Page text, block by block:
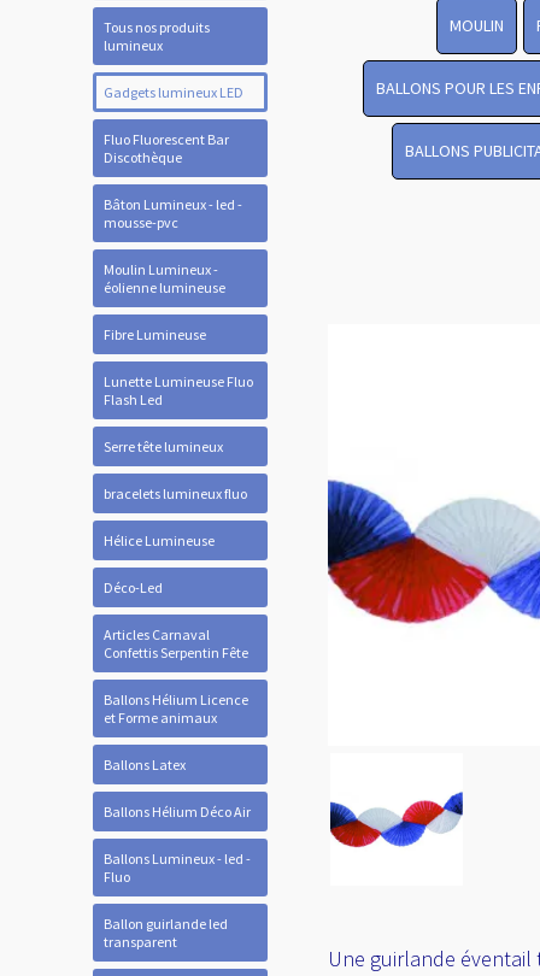
Tous nos produits
lumineux
Gadgets lumineux LED
Fluo Fluorescent Bar
Discothèque
Bâton Lumineux - led -
mousse-pvc
Moulin Lumineux -
éolienne lumineuse
Fibre Lumineuse
Lunette Lumineuse Fluo
Flash Led
Serre tête lumineux
bracelets lumineux fluo
Hélice Lumineuse
Déco-Led
Articles Carnaval
Confettis Serpentin Fête
Ballons Hélium Licence
et Forme animaux
Ballons Latex
Ballons Hélium Déco Air
Ballons Lumineux - led -
Fluo
Ballon guirlande led
transparent
MOULIN
BALLONS POUR LES
BALLONS
Une guirlande